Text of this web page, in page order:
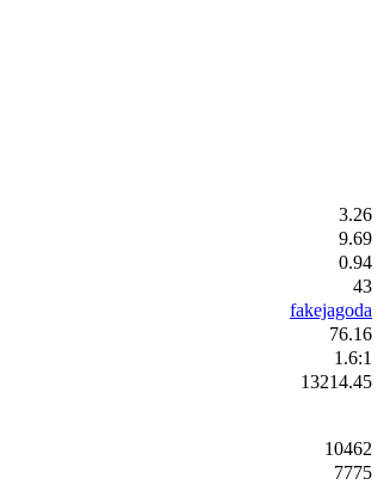
3.26
9.69
0.94
43
fakejagoda
76.16
1.6:1
13214.45
10462
7775